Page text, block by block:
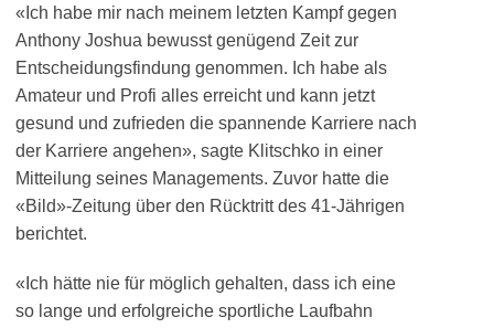
«Ich habe mir nach meinem letzten Kampf gegen
Anthony Joshua bewusst genügend Zeit zur
Entscheidungsfindung genommen. Ich habe als
Amateur und Profi alles erreicht und kann jetzt
gesund und zufrieden die spannende Karriere nach
der Karriere angehen», sagte Klitschko in einer
Mitteilung seines Managements. Zuvor hatte die
«Bild»-Zeitung über den Rücktritt des 41-Jährigen
berichtet.
«Ich hätte nie für möglich gehalten, dass ich eine
so lange und erfolgreiche sportliche Laufbahn